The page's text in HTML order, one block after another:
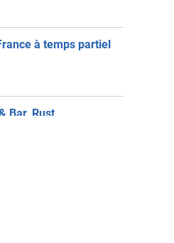
à temps partiel
Bar, Rust